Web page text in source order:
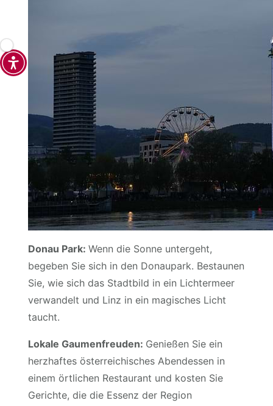
Donau Park:Wenn die Sonne untergeht,
begeben Sie sich in den Donaupark. Bestaunen
Sie, wie sich das Stadtbild in ein Lichtermeer
verwandelt und Linz in ein magisches Licht
taucht.
Lokale Gaumenfreuden: Genießen Sie ein
herzhaftes österreichisches Abendessen in
einem örtlichen Restaurant und kosten Sie
Gerichte, die die Essenz der Region